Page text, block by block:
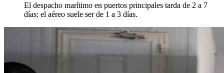
El despacho marítimo en puertos principales tarda de 2 a 7
días; el aéreo suele ser de 1 a 3 días.